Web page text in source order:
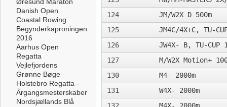
Danish Open
Coastal Rowing
Begynderkaproningen
2016
Aarhus Open
Regatta
Vejlefjordens
Grønne Bøge
Holstebro Regatta -
Årgangsmesterskaber
Nordsjællands Blå
124
JM/W2X D 500m­
125
JM4C/4X+C, TU-
126
JW4X- B, TU-CUP
127
M/W2X Motion+
130
M4- 2000m
131
W4X- 2000m